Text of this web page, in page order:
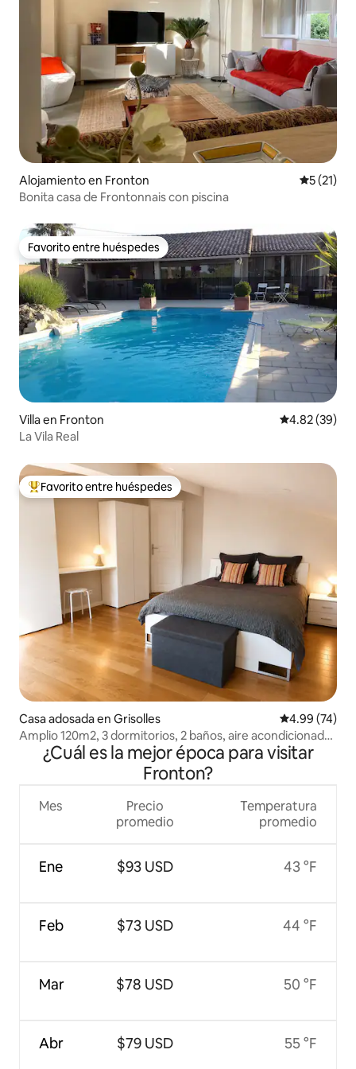
Alojamiento en Fronton
5 (21)
Bonita casa de Frontonnais con piscina
Favorito entre huéspedes
Favorito entre huéspedes
Villa en Fronton Calificación
4.82 (39)
La Vila Real
Favorito entre huéspedes preferido
Favorito entre huéspedes
Casa adosada en Grisolles Calificación
4.99 (74)
Amplio 120m2, 3 dormitorios, 2 baños, aire acondicionado
cerca de la estación de tren
¿Cuál es la mejor época para visitar
Fronton?
Mes
Ene
Feb
Mar
Abr
Precio
promedio
$93 USD
$73 USD
$78 USD
$79 USD
Temperatura
promedio
43 °F
44 °F
50 °F
55 °F